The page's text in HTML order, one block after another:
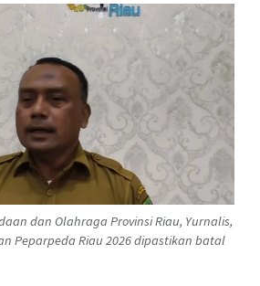
dan Olahraga Provinsi Riau, Yurnalis,
Peparpeda Riau 2026 dipastikan batal